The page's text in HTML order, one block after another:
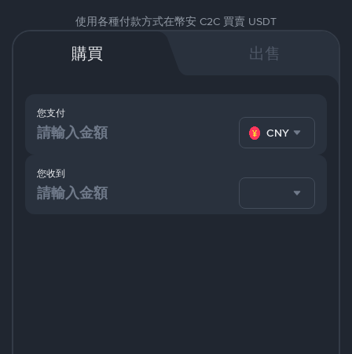
使用各種付款方式在幣安 C2C 買賣 USDT
購買 出售
您支付
CNY
您收到